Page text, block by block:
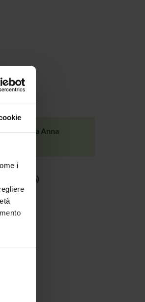
i
diretto da Anna
9, Verona)